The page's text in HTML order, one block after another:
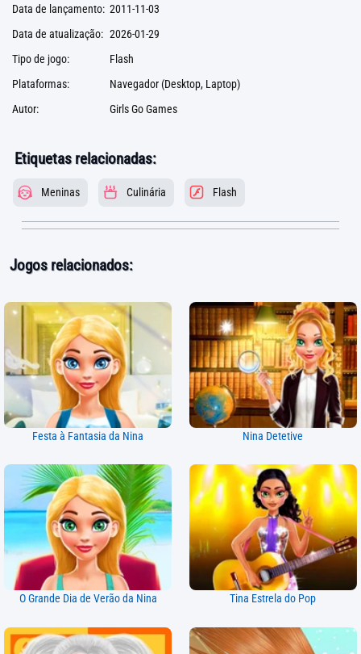
Data de lançamento: 2011-11-03
Data de atualização: 2026-01-29
Tipo de jogo:
Flash
Plataformas:
Navegador (Desktop, Laptop)
Autor:
Girls Go Games
Etiquetas relacionadas:
Meninas Culinária Flash
Jogos relacionados:
Festa à Fantasia da Nina Nina Detetive
O Grande Dia de Verão da Nina Tina Estrela do Pop